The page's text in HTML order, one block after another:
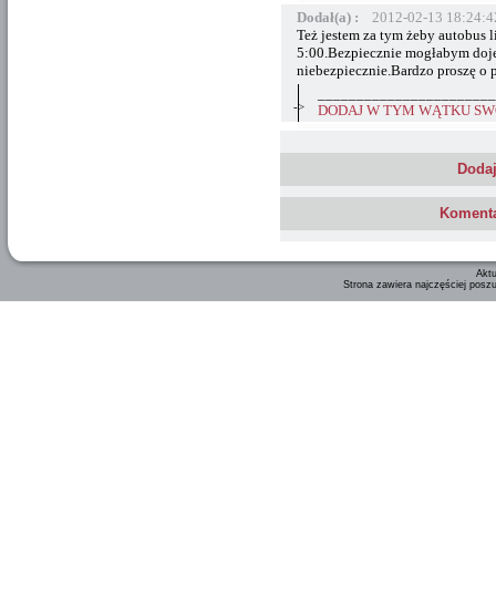
Dodał(a) :
2012-02-13
Też jestem za tym żeby
5:00.Bezpiecznie mogłabym
niebezpiecznie.Bardzo proszę o
->
DODAJ W TYM WĄTKU
Strona zawiera najczęściej